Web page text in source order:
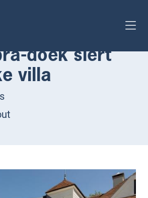
zonneluifel
doek siert
villa